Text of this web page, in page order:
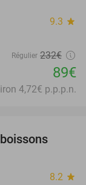
9.3 star
Régulier 232€
89€
4,72€ p.p.p.n.
8.2 star